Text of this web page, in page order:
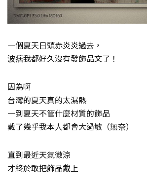
一個夏天日頭赤炎炎過去，
波痞我都好久沒有發飾品文了！
因為啊
台灣的夏天真的太濕熱
一到夏天不管什麼材質的飾品
戴了幾乎我本人都會大過敏（無奈）
直到最近天氣微涼
才終於敢把飾品戴上